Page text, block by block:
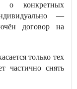
о конкретных
—
договор на
только тех
частично снять